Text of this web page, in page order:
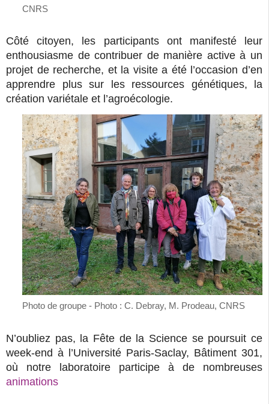
CNRS
Côté citoyen, les participants ont manifesté leur
enthousiasme de contribuer de manière active à un
projet de recherche, et la visite a été l’occasion d’en
apprendre plus sur les ressources génétiques, la
création variétale et l’agroécologie.
Photo de groupe - Photo : C. Debray, M. Prodeau, CNRS
N’oubliez pas, la Fête de la Science se poursuit ce
week-end à l’Université Paris-Saclay, Bâtiment 301,
où notre laboratoire participe à de nombreuses
animations